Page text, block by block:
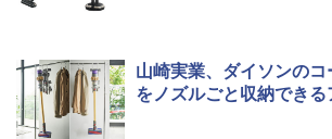
山崎実業、ダイソンの
をノズルごと収納できる